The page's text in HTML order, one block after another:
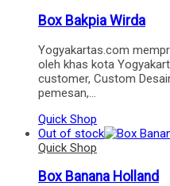
Box Bakpia Wirda
Yogyakartas.com
oleh khas kota
customer, Custom
pemesan,…
Quick Shop
Out of stock
Quick Shop
Box Banana Holland